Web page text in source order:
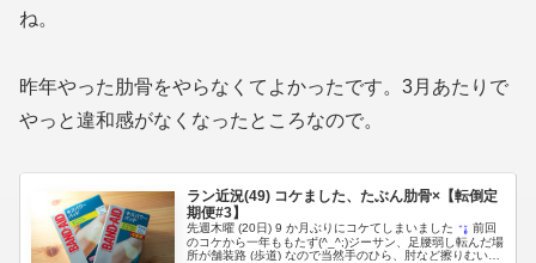
ね。
昨年やった肋骨をやらなくてよかったです。3月あたりで
やっと違和感がなくなったところなので。
ラン近況(49) コケました、たぶん肋骨×【転倒定
期便#3】
先週木曜 (20日) 9 か月ぶりにコケてしまいました
前回
のコケから一年ももたず(^_^;)ジーサン、足腰弱し転んだ場
所が舗装路 (歩道) なので当然手のひら、肘など擦りむいて